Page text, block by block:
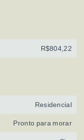
R$804,22
Residencial
Pronto para morar